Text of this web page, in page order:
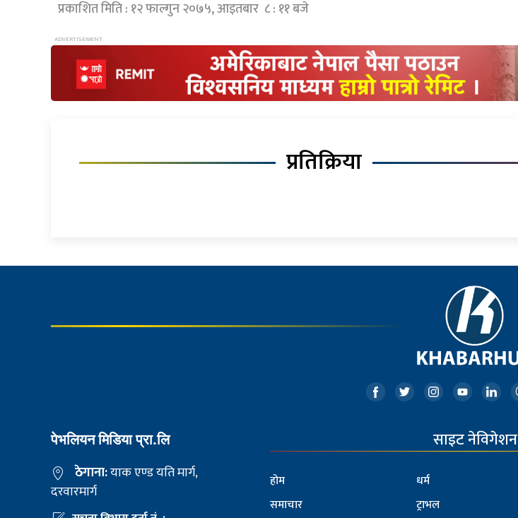
प्रकाशित मिति : १२ फाल्गुन २०७५, आइतबार ८ : ११ बजे
प्रतिक्रिया
पेभलियन मिडिया प्रा.लि
ठेगाना:याक एण्ड यति मार्ग,
दरवारमार्ग
साइट नेविगेशन
होम
समाचार
धर्म
ट्राभल